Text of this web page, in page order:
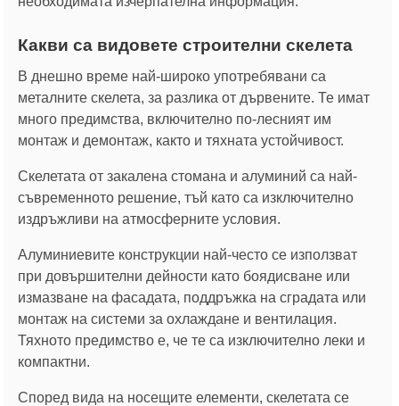
Какви са видовете строителни скелета
В днешно време най-широко употребявани са
металните скелета, за разлика от дървените. Те имат
много предимства, включително по-лесният им
монтаж и демонтаж, както и тяхната устойчивост.
Скелетата от закалена стомана и алуминий са най-
съвременното решение, тъй като са изключително
издръжливи на атмосферните условия.
Алуминиевите конструкции най-често се използват
при довършителни дейности като боядисване или
измазване на фасадата, поддръжка на сградата или
монтаж на системи за охлаждане и вентилация.
Тяхното предимство е, че те са изключително леки и
компактни.
Според вида на носещите елементи, скелетата се